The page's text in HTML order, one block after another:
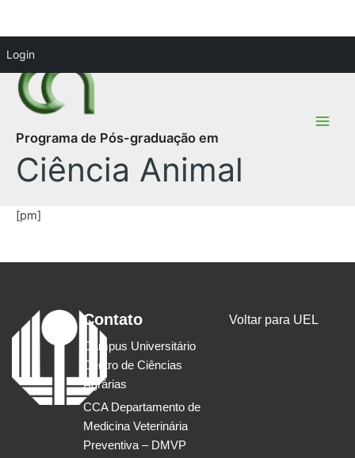
Login
para
conteúdo
Programa de Pós-graduação em
Ciência Animal
[pm]
Contato
Campus Universitário
Centro de Ciências
Agrárias
CCA Departamento de
Medicina Veterinária
Preventiva – DMVP
Voltar para UEL